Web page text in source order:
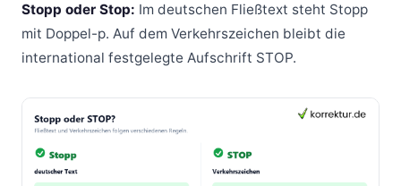
Stopp oder Stop: Im deutschen Fließtext steht Stopp
mit Doppel-p. Auf dem Verkehrszeichen bleibt die
international festgelegte Aufschrift STOP.